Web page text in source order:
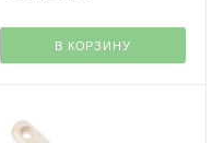
В КОРЗИНУ